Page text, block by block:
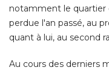
notamment le quartier
perdue l'an passé, au
quant à lui, au second
Au cours des derniers